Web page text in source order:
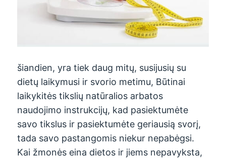
šiandien, yra tiek daug mitų, susijusių su
dietų laikymusi ir svorio metimu, Būtinai
laikykitės tikslių natūralios arbatos
naudojimo instrukcijų, kad pasiektumėte
savo tikslus ir pasiektumėte geriausią svorį,
tada savo pastangomis niekur nepabėgsi.
Kai žmonės eina dietos ir jiems nepavyksta,